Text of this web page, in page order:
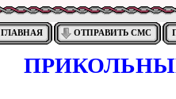
ГЛАВНАЯ ОТПРАВИТЬ СМС